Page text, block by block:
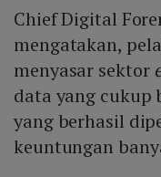
Chief Digital
mengatakan,
menyasar sektor
data yang cukup
yang berhasil
keuntungan